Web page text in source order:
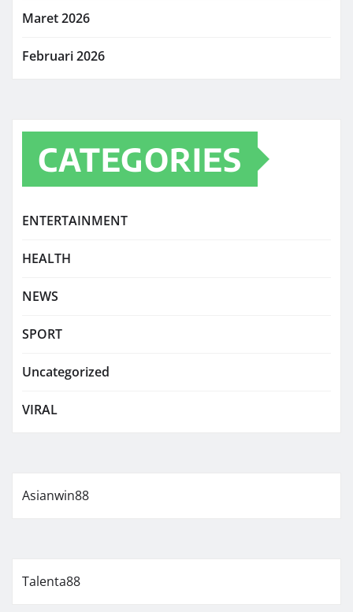
Maret 2026
Februari 2026
CATEGORIES
ENTERTAINMENT
HEALTH
NEWS
SPORT
Uncategorized
VIRAL
Asianwin88
Talenta88